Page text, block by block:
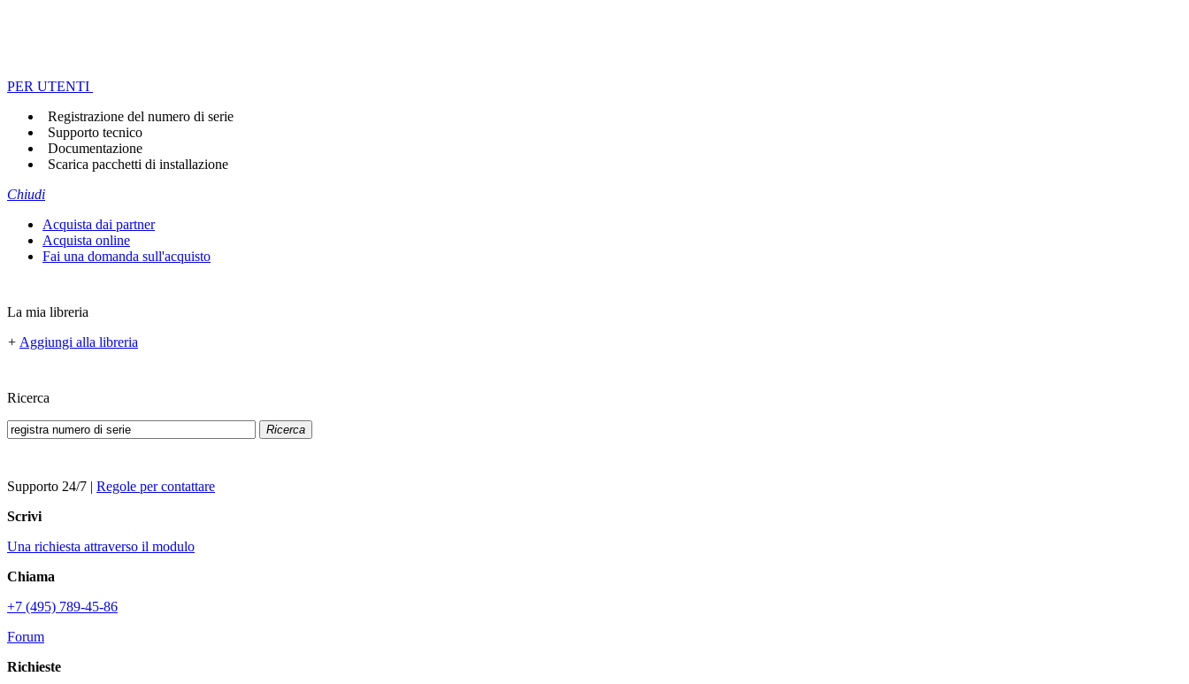
PER UTENTI
Registrazione del numero di serie
Supporto tecnico
Documentazione
Scarica pacchetti di installazione
Chiudi
Acquista dai partner
Acquista online
Fai una domanda sull'acquisto
La mia libreria
+ Aggiungi alla libreria
Ricerca
Ricerca
Supporto 24/7 | Regole per contattare
Scrivi
Una richiesta attraverso il modulo
Chiama
+7 (495) 789-45-86
Forum
Richieste